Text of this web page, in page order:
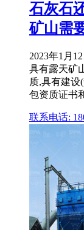
石灰石
矿山需
2023年1月
具有露天矿
质,具有建
包资质证书
联系电话: